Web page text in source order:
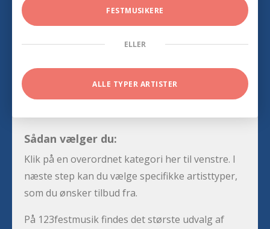
FESTMUSIKERE
ELLER
ALLE TYPER ARTISTER
Sådan vælger du:
Klik på en overordnet kategori her til venstre. I
næste step kan du vælge specifikke artisttyper,
som du ønsker tilbud fra.
På 123festmusik findes det største udvalg af